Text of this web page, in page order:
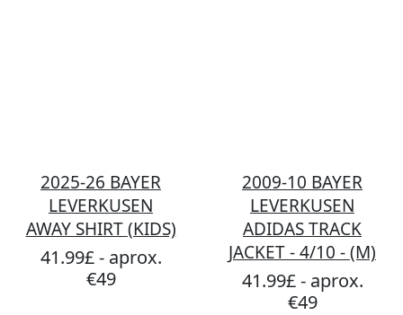
2025-26 BAYER
LEVERKUSEN
AWAY SHIRT (KIDS)
41.99£ - aprox.
€49
2009-10 BAYER
LEVERKUSEN
ADIDAS TRACK
JACKET - 4/10 - (M)
41.99£ - aprox.
€49